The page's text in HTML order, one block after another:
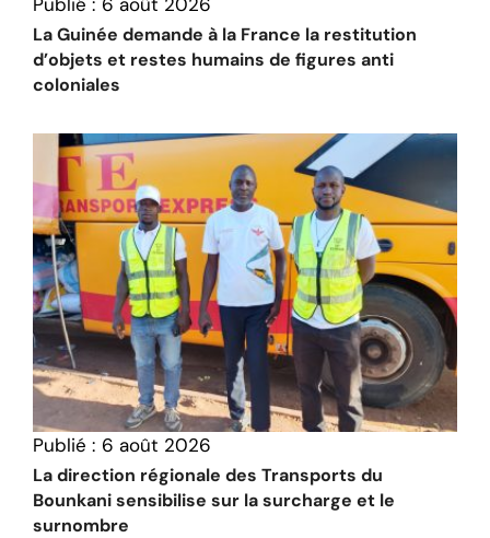
La Guinée demande à la France la restitution
d’objets et restes humains de figures anti
coloniales
Publié : 6 août 2026
La direction régionale des Transports du
Bounkani sensibilise sur la surcharge et le
surnombre